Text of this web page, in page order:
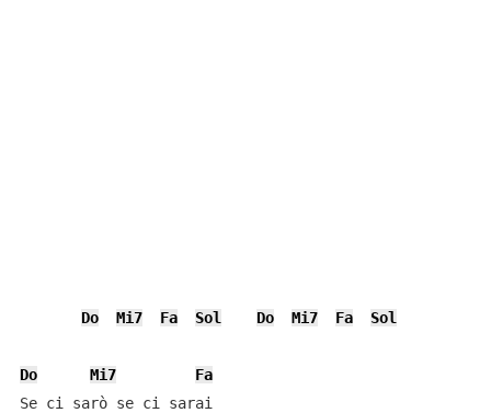
Do Mi7 Fa Sol Do Mi7 Fa Sol
Do Mi7
Fa
Se ci sarò se ci sarai